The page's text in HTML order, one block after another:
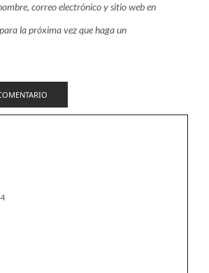
correo electrónico y sitio web en
la próxima vez que haga un